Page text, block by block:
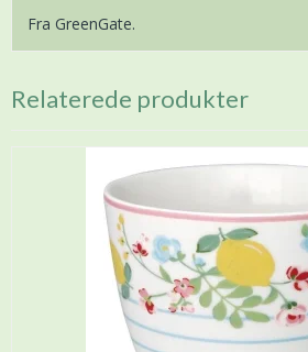
Fra GreenGate.
Relaterede produkter